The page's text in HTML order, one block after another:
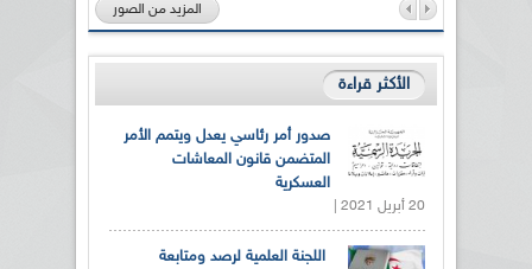
المزيد من الصور
الأكثر قراءة
صدور أمر رئاسي يعدل ويتمم الأمر
المتضمن قانون المعاشات
العسكرية
20 أبريل 2021 |
اللجنة العلمية لرصد ومتابعة